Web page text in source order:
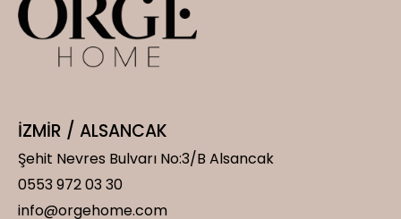
İZMİR / ALSANCAK
Şehit Nevres Bulvarı No:3/B Alsancak
0553 972 03 30
info@orgehome.com